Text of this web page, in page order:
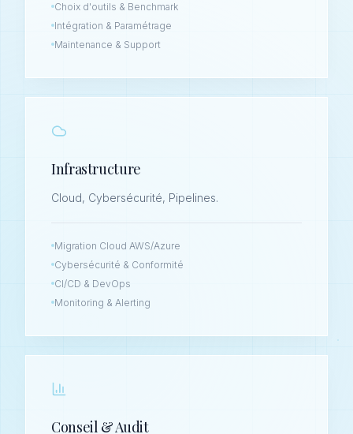
Choix d'outils & Benchmark
Intégration & Paramétrage
Maintenance & Support
Infrastructure
Cloud, Cybersécurité, Pipelines.
Migration Cloud AWS/Azure
Cybersécurité & Conformité
CI/CD & DevOps
Monitoring & Alerting
Conseil & Audit